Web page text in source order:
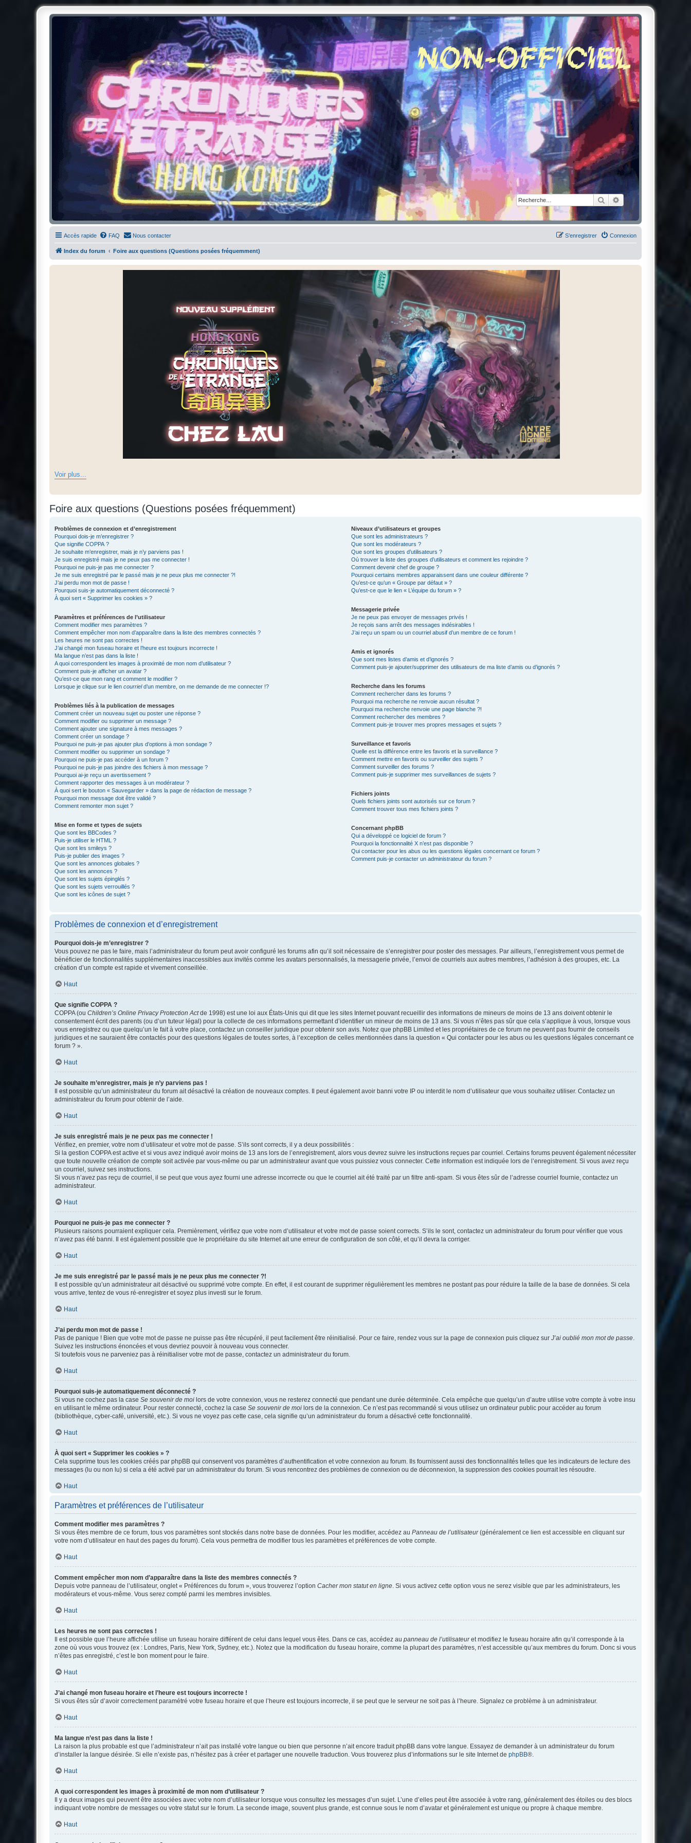
RechercherRecherche avancée
Chroniques de l'Étrange NO
Pour les amateurs des Chroniques de l'Étrange
Accès rapide FAQ Nous contacter Connexion
S’enregistrer
Index du forum Foire aux questions (Questions posées fréquemment)
Voir plus...
Foire aux questions (Questions posées fréquemment)
Problèmes de connexion et d’enregistrement
Pourquoi dois-je m’enregistrer ?
Que signifie COPPA ?
Je souhaite m’enregistrer, mais je n’y parviens pas !
Je suis enregistré mais je ne peux pas me connecter !
Pourquoi ne puis-je pas me connecter ?
Je me suis enregistré par le passé mais je ne peux plus me connecter ?!
J’ai perdu mon mot de passe !
Pourquoi suis-je automatiquement déconnecté ?
À quoi sert « Supprimer les cookies » ?
Paramètres et préférences de l’utilisateur
Comment modifier mes paramètres ?
Comment empêcher mon nom d’apparaître dans la liste des membres connectés ?
Les heures ne sont pas correctes !
J’ai changé mon fuseau horaire et l’heure est toujours incorrecte !
Ma langue n’est pas dans la liste !
A quoi correspondent les images à proximité de mon nom d’utilisateur ?
Comment puis-je afficher un avatar ?
Qu’est-ce que mon rang et comment le modifier ?
Lorsque je clique sur le lien courrield’un membre, on me demande de me connecter !?
Problèmes liés à la publication de messages
Comment créer un nouveau sujet ou poster une réponse ?
Comment modifier ou supprimer un message ?
Comment ajouter une signature à mes messages ?
Comment créer un sondage ?
Pourquoi ne puis-je pas ajouter plus d’options à mon sondage ?
Comment modifier ou supprimer un sondage ?
Pourquoi ne puis-je pas accéder à un forum ?
Pourquoi ne puis-je pas joindre des fichiers à mon message ?
Pourquoi ai-je reçu un avertissement ?
Comment rapporter des messages à un modérateur ?
À quoi sert le bouton « Sauvegarder » dans la page de rédaction de message ?
Pourquoi mon message doit être validé ?
Comment remonter mon sujet ?
Mise en forme et types de sujets
Que sont les BBCodes ?
Puis-je utiliser le HTML ?
Que sont les smileys ?
Puis-je publier des images ?
Que sont les annonces globales ?
Que sont les annonces ?
Que sont les sujets épinglés ?
Que sont les sujets verrouillés ?
Que sont les icônes de sujet ?
Niveaux d’utilisateurs et groupes
Que sont les administrateurs ?
Que sont les modérateurs ?
Que sont les groupes d’utilisateurs ?
Où trouver la liste des groupes d’utilisateurs et comment les rejoindre ?
Comment devenir chef de groupe ?
Pourquoi certains membres apparaissent dans une couleur différente ?
Qu’est-ce qu’un « Groupe par défaut » ?
Qu’est-ce que le lien « L’équipe du forum » ?
Messagerie privée
Je ne peux pas envoyer de messages privés !
Je reçois sans arrêt des messages indésirables !
J’ai reçu un spam ou un courriel abusif d’un membre de ce forum !
Amis et ignorés
Que sont mes listes d’amis et d’ignorés ?
Comment puis-je ajouter/supprimer des utilisateurs de ma liste d’amis ou d’ignorés ?
Recherche dans les forums
Comment rechercher dans les forums ?
Pourquoi ma recherche ne renvoie aucun résultat ?
Pourquoi ma recherche renvoie une page blanche ?!
Comment rechercher des membres ?
Comment puis-je trouver mes propres messages et sujets ?
Surveillance et favoris
Quelle est la différence entre les favoris et la surveillance ?
Comment mettre en favoris ou surveiller des sujets ?
Comment surveiller des forums ?
Comment puis-je supprimer mes surveillances de sujets ?
Fichiers joints
Quels fichiers joints sont autorisés sur ce forum ?
Comment trouver tous mes fichiers joints ?
Concernant phpBB
Qui a développé ce logiciel de forum ?
Pourquoi la fonctionnalité X n’est pas disponible ?
Qui contacter pour les abus ou les questions légales concernant ce forum ?
Comment puis-je contacter un administrateur du forum ?
Problèmes de connexion et d’enregistrement
Pourquoi dois-je m’enregistrer ?
Vous pouvez ne pas le faire, mais l’administrateur du forum peut avoir configuré les forums afin qu’il soit nécessaire de s’enregistrer pour poster des messages. Par ailleurs, l’enregistrement vous permet de
bénéficier de fonctionnalités supplémentaires inaccessibles aux invités comme les avatars personnalisés, la messagerie privée, l’envoi de courriels aux autres membres, l’adhésion à des groupes, etc. La
création d’un compte est rapide et vivement conseillée.
Haut
Que signifie COPPA ?
COPPA (ou Children’s Online Privacy Protection Actde 1998) est une loi aux États-Unis qui dit que les sites Internet pouvant recueillir des informations de mineurs de moins de 13 ans doivent obtenir le
consentement écrit des parents (ou d’un tuteur légal) pour la collecte de ces informations permettant d’identifier un mineur de moins de 13 ans. Si vous n’êtes pas sûr que cela s’applique à vous, lorsque vous
vous enregistrez ou que quelqu’un le fait à votre place, contactez un conseiller juridique pour obtenir son avis. Notez que phpBB Limited et les propriétaires de ce forum ne peuvent pas fournir de conseils
juridiques et ne sauraient être contactés pour des questions légales de toutes sortes, à l’exception de celles mentionnées dans la question « Qui contacter pour les abus ou les questions légales concernant ce
forum ? ».
Haut
Je souhaite m’enregistrer, mais je n’y parviens pas !
Il est possible qu’un administrateur du forum ait désactivé la création de nouveaux comptes. Il peut également avoir banni votre IP ou interdit le nom d’utilisateur que vous souhaitez utiliser. Contactez un
administrateur du forum pour obtenir de l’aide.
Haut
Je suis enregistré mais je ne peux pas me connecter !
Vérifiez, en premier, votre nom d’utilisateur et votre mot de passe. S’ils sont corrects, il y a deux possibilités :
Si la gestion COPPA est active et si vous avez indiqué avoir moins de 13 ans lors de l’enregistrement, alors vous devrez suivre les instructions reçues par courriel. Certains forums peuvent également nécessiter
que toute nouvelle création de compte soit activée par vous-même ou par un administrateur avant que vous puissiez vous connecter. Cette information est indiquée lors de l’enregistrement. Si vous avez reçu
un courriel, suivez ses instructions.
Si vous n’avez pas reçu de courriel, il se peut que vous ayez fourni une adresse incorrecte ou que le courriel ait été traité par un filtre anti-spam. Si vous êtes sûr de l’adresse courriel fournie, contactez un
administrateur.
Haut
Pourquoi ne puis-je pas me connecter ?
Plusieurs raisons pourraient expliquer cela. Premièrement, vérifiez que votre nom d’utilisateur et votre mot de passe soient corrects. S’ils le sont, contactez un administrateur du forum pour vérifier que vous
n’avez pas été banni. Il est également possible que le propriétaire du site Internet ait une erreur de configuration de son côté, et qu’il devra la corriger.
Haut
Je me suis enregistré par le passé mais je ne peux plus me connecter ?!
Il est possible qu’un administrateur ait désactivé ou supprimé votre compte. En effet, il est courant de supprimer régulièrement les membres ne postant pas pour réduire la taille de la base de données. Si cela
vous arrive, tentez de vous ré-enregistrer et soyez plus investi sur le forum.
Haut
J’ai perdu mon mot de passe !
Pas de panique ! Bien que votre mot de passe ne puisse pas être récupéré, il peut facilement être réinitialisé. Pour ce faire, rendez vous sur la page de connexion puis cliquez sur J’ai oublié mon mot de passe
Suivez les instructions énoncées et vous devriez pouvoir à nouveau vous connecter.
Si toutefois vous ne parveniez pas à réinitialiser votre mot de passe, contactez un administrateur du forum.
Haut
Pourquoi suis-je automatiquement déconnecté ?
Si vous ne cochez pas la case Se souvenir de moi lors de votre connexion, vous ne resterez connecté que pendant une durée déterminée. Cela empêche que quelqu’un d’autre utilise votre compte à votre insu
en utilisant le même ordinateur. Pour rester connecté, cochez la case Se souvenir de moi lors de la connexion. Ce n’est pas recommandé si vous utilisez un ordinateur public pour accéder au forum
(bibliothèque, cyber-café, université, etc.). Si vous ne voyez pas cette case, cela signifie qu’un administrateur du forum a désactivé cette fonctionnalité.
Haut
À quoi sert « Supprimer les cookies » ?
Cela supprime tous les cookies créés par phpBB qui conservent vos paramètres d’authentification et votre connexion au forum. Ils fournissent aussi des fonctionnalités telles que les indicateurs de lecture des
messages (lu ou non lu) si cela a été activé par un administrateur du forum. Si vous rencontrez des problèmes de connexion ou de déconnexion, la suppression des cookies pourrait les résoudre.
Haut
Paramètres et préférences de l’utilisateur
Comment modifier mes paramètres ?
Si vous êtes membre de ce forum, tous vos paramètres sont stockés dans notre base de données. Pour les modifier, accédez au Panneau de l’utilisateur(généralement ce lien est accessible en cliquant sur
votre nom d’utilisateur en haut des pages du forum). Cela vous permettra de modifier tous les paramètres et préférences de votre compte.
Haut
Comment empêcher mon nom d’apparaître dans la liste des membres connectés ?
Depuis votre panneau de l’utilisateur, onglet « Préférences du forum », vous trouverez l’option Cacher mon statut en ligne . Si vous activez cette option vous ne serez visible que par les administrateurs, les
modérateurs et vous-même. Vous serez compté parmi les membres invisibles.
Haut
Les heures ne sont pas correctes !
Il est possible que l’heure affichée utilise un fuseau horaire différent de celui dans lequel vous êtes. Dans ce cas, accédez au panneau de l’utilisateuret modifiez le fuseau horaire afin qu’il corresponde à la
zone où vous vous trouvez (ex : Londres, Paris, New York, Sydney, etc.). Notez que la modification du fuseau horaire, comme la plupart des paramètres, n’est accessible qu’aux membres du forum. Donc si vous
n’êtes pas enregistré, c’est le bon moment pour le faire.
Haut
J’ai changé mon fuseau horaire et l’heure est toujours incorrecte !
Si vous êtes sûr d’avoir correctement paramétré votre fuseau horaire et que l’heure est toujours incorrecte, il se peut que le serveur ne soit pas à l’heure. Signalez ce problème à un administrateur.
Haut
Ma langue n’est pas dans la liste !
La raison la plus probable est que l’administrateur n’ait pas installé votre langue ou bien que personne n’ait encore traduit phpBB dans votre langue. Essayez de demander à un administrateur du forum
d’installer la langue désirée. Si elle n’existe pas, n’hésitez pas à créer et partager une nouvelle traduction. Vous trouverez plus d’informations sur le site Internet de phpBB®.
Haut
A quoi correspondent les images à proximité de mon nom d’utilisateur ?
Il y a deux images qui peuvent être associées avec votre nom d’utilisateur lorsque vous consultez les messages d’un sujet. L’une d’elles peut être associée à votre rang, généralement des étoiles ou des blocs
indiquant votre nombre de messages ou votre statut sur le forum. La seconde image, souvent plus grande, est connue sous le nom d’avatar et généralement est unique ou propre à chaque membre.
Haut